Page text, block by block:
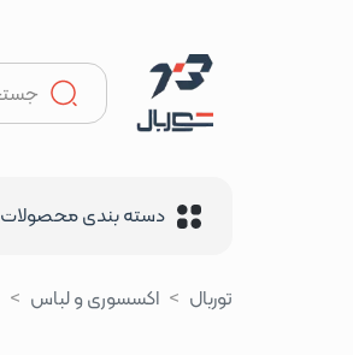
دسته بندی محصولات
توربال اکسسوری و لباس